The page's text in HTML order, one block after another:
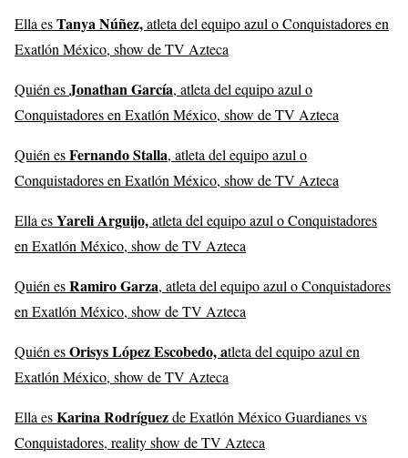
Ella esTanya Núñez,atleta del equipo azul o Conquistadores en
Exatlón México, show de TV Azteca
Quién esJonathan García, atleta del equipo azul o
Conquistadores en Exatlón México, show de TV Azteca
Quién esFernando Stalla, atleta del equipo azul o
Conquistadores en Exatlón México, show de TV Azteca
Ella esYareli Arguijo,atleta del equipo azul o Conquistadores
en Exatlón México, show de TV Azteca
Quién esRamiro Garza, atleta del equipo azul o Conquistadores
en Exatlón México, show de TV Azteca
Quién esOrisys López Escobedo, atleta del equipo azul en
Exatlón México, show de TV Azteca
Ella esKarina Rodríguezde Exatlón México Guardianes vs
Conquistadores, reality show de TV Azteca